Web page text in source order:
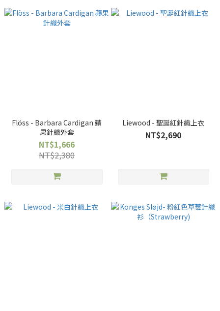
Flöss - Barbara Cardigan 蘋
果針織外套
NT$1,666
NT$2,380
Liewood - 聖誕紅針織上衣
NT$2,690